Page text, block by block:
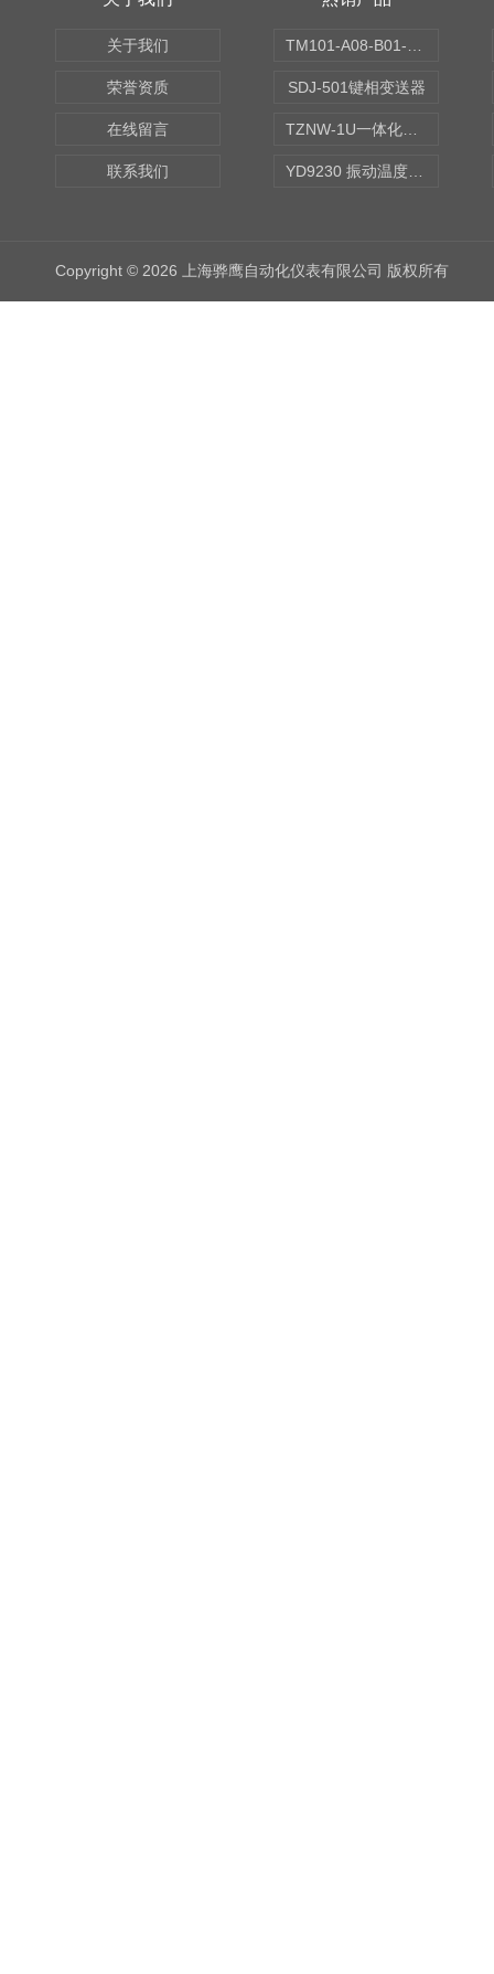
关于我们
荣誉资质
在线留言
联系我们
SDJ-501键相变送器
Copyright © 2026 上海骅鹰自动化仪表有限公司 版权所有